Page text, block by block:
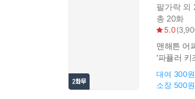
팔가락외
총 20화
5.0(
맨해튼 어
'파퓰러 키
지유는
대여 300원
소장 500원